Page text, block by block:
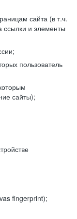
сайта (в т.ч.
и элементы
пользователь
сайты);
fingerprint);